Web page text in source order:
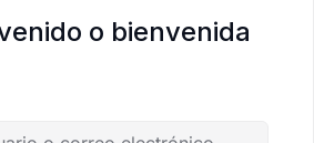
o bienvenida